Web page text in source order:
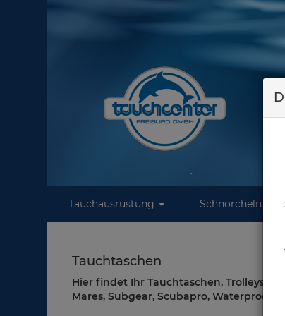
Tauchausrüstung Schnorcheln
Tauchtaschen
Hier findet Ihr Tauchtaschen, Trolleys,
Mares, Subgear, Scubapro, Waterproof.